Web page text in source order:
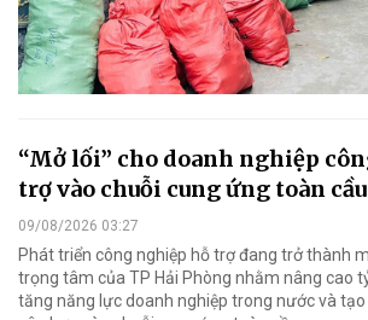
“Mở lối” cho doanh nghiệp
trợ vào chuỗi cung ứng toàn cầu
09/08/2026 03:27
Phát triển công nghiệp hỗ trợ đang trở thành
trọng tâm của TP Hải Phòng nhằm nâng cao
tăng năng lực doanh nghiệp trong nước và